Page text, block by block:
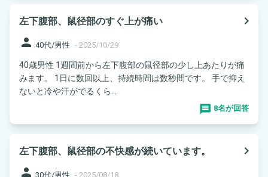
左下腹部、鼠径部のすぐ上が痛い
navigate_next
person 40代/男性 - 2025/10/29
40歳男性 1週間前から左下腹部の鼠径部の少し上あたりが痛
みます。 1日に数回以上、持続時間は数秒間です。 手で抑え
ないと冷や汗がでるくら...
8名が回答
左下腹部、鼠径部の不快感が続いています。
navigate_next
person 30代/男性 - 2025/08/18